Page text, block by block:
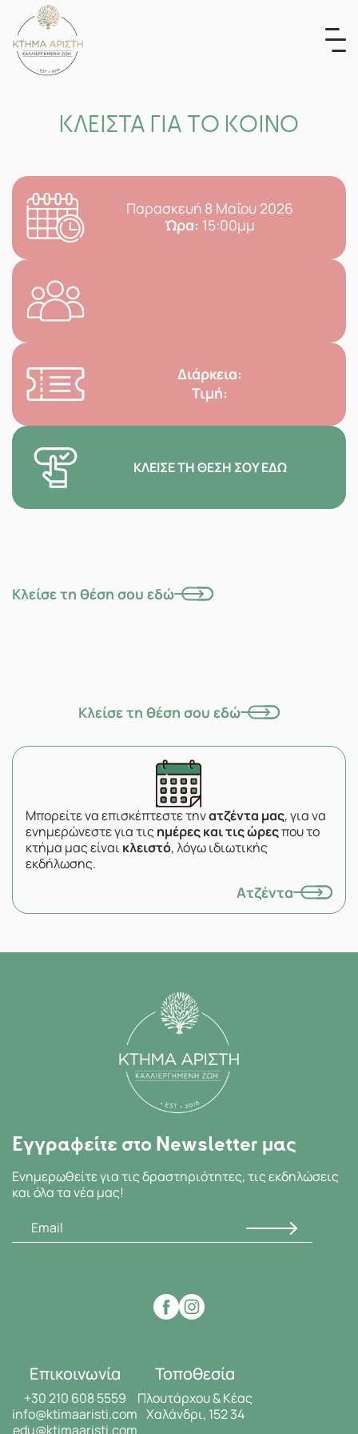
content
ΚΛΕΙΣΤΑ ΓΙΑ ΤΟ ΚΟΙΝΟ
Παρασκευή 8 Μαΐου 2026
Ώρα: 15:00μμ
Διάρκεια:
Τιμή:
ΚΛΕΊΣΕ ΤΗ ΘΈΣΗ ΣΟΥ ΕΔΏ
Κλείσε τη θέση σου εδώ
Κλείσε τη θέση σου εδώ
Μπορείτε να επισκέπτεστε τηνατζέντα μας, για να
ενημερώνεστε για τιςημέρες και τις ώρεςπου το
κτήμα μας είναικλειστό, λόγω ιδιωτικής
εκδήλωσης.
Ατζέντα
Εγγραφείτε στο Newsletter μας
Ενημερωθείτε για τις δραστηριότητες, τις εκδηλώσεις
και όλα τα νέα μας!
Επικοινωνία
+30 210 608 5559
info@ktimaaristi.com
edu@ktimaaristi.com
Τοποθεσία
Πλουτάρχου & Κέας
Χαλάνδρι, 152 34